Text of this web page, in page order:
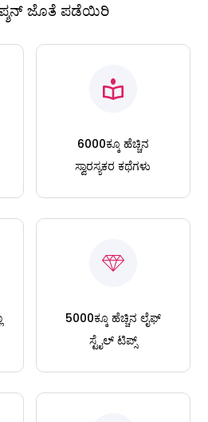
ಜೊತೆ ಪಡೆಯಿರಿ
6000ಕ್ಕೂ ಹೆಚ್ಚಿನ
ಸ್ವಾರಸ್ಯಕರ ಕಥೆಗಳು
5000ಕ್ಕೂ ಹೆಚ್ಚಿನ ಲೈಫ್
ಸ್ಟೈಲ್ ಟಿಪ್ಸ್